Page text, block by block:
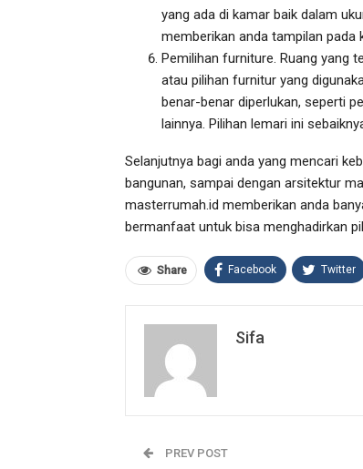
yang ada di kamar baik dalam
memberikan anda tampilan pada
Pemilihan furniture. Ruang yang
atau pilihan furnitur yang
benar-benar diperlukan, seperti
lainnya. Pilihan lemari ini
Selanjutnya bagi anda yang mencari
bangunan, sampai dengan arsitektur
masterrumah.id memberikan anda
bermanfaat untuk bisa menghadirkan
Share Facebook Twitter
Sifa
PREV POST